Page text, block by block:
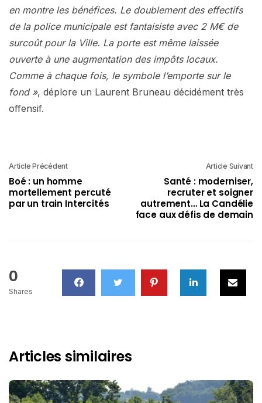
en montre les bénéfices. Le doublement des effectifs
de la police municipale est fantaisiste avec 2 M€ de
surcoût pour la Ville. La porte est même laissée
ouverte à une augmentation des impôts locaux.
Comme à chaque fois, le symbole l’emporte sur le
fond », déplore un Laurent Bruneau décidément très
offensif.
Article Précédent
Boé : un homme
mortellement percuté
par un train Intercités
Article Suivant
Santé : moderniser,
recruter et soigner
autrement… La Candélie
face aux défis de demain
0
Shares
Articles similaires